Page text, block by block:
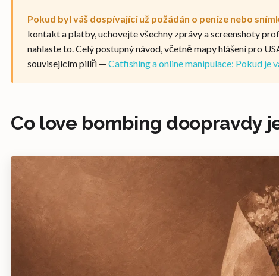
Pokud byl váš dospívající už požádán o peníze nebo
kontakt a platby, uchovejte všechny zprávy a screenshoty
nahlaste to. Celý postupný návod, včetně mapy hlášení pro
souvisejícím pilíři — Catfishing a online manipulace: Pokud je
Co love bombing doopravdy